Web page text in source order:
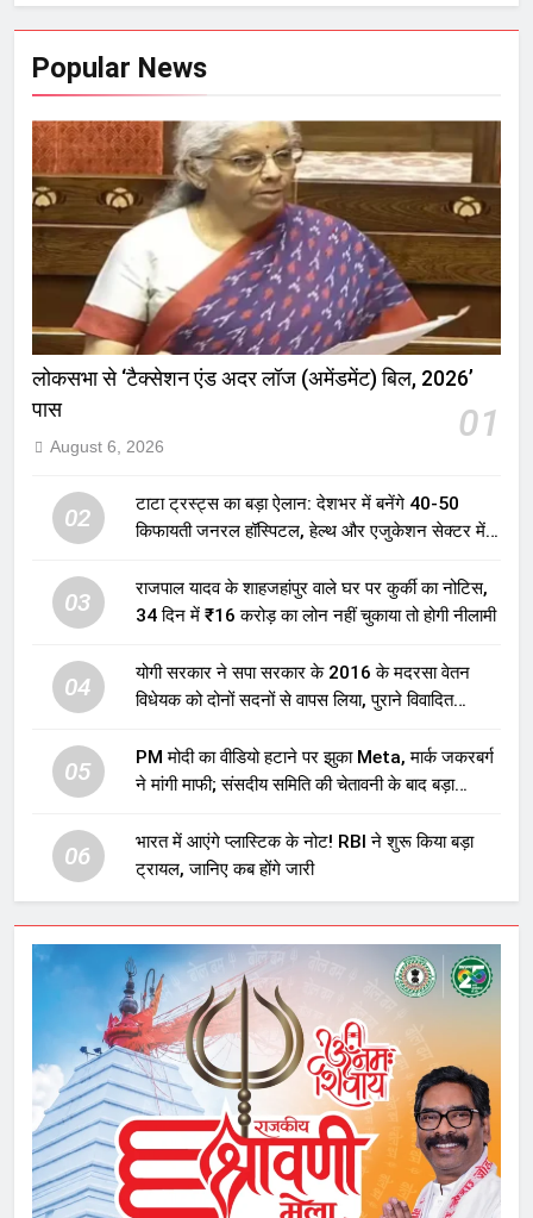
Popular News
लोकसभा से ‘टैक्सेशन एंड अदर लॉज (अमेंडमेंट) बिल, 2026’
पास
01
August 6, 2026
02
टाटा ट्रस्ट्स का बड़ा ऐलान: देशभर में बनेंगे 40-50
किफायती जनरल हॉस्पिटल, हेल्थ और एजुकेशन सेक्टर में
03
राजपाल यादव के शाहजहांपुर वाले घर पर कुर्की का नोटिस,
34 दिन में ₹16 करोड़ का लोन नहीं चुकाया तो होगी नीलामी
04
योगी सरकार ने सपा सरकार के 2016 के मदरसा वेतन
विधेयक को दोनों सदनों से वापस लिया, पुराने विवादित
05
PM मोदी का वीडियो हटाने पर झुका Meta, मार्क जकरबर्ग
ने मांगी माफी; संसदीय समिति की चेतावनी के बाद बड़ा
06
भारत में आएंगे प्लास्टिक के नोट! RBI ने शुरू किया बड़ा
ट्रायल, जानिए कब होंगे जारी